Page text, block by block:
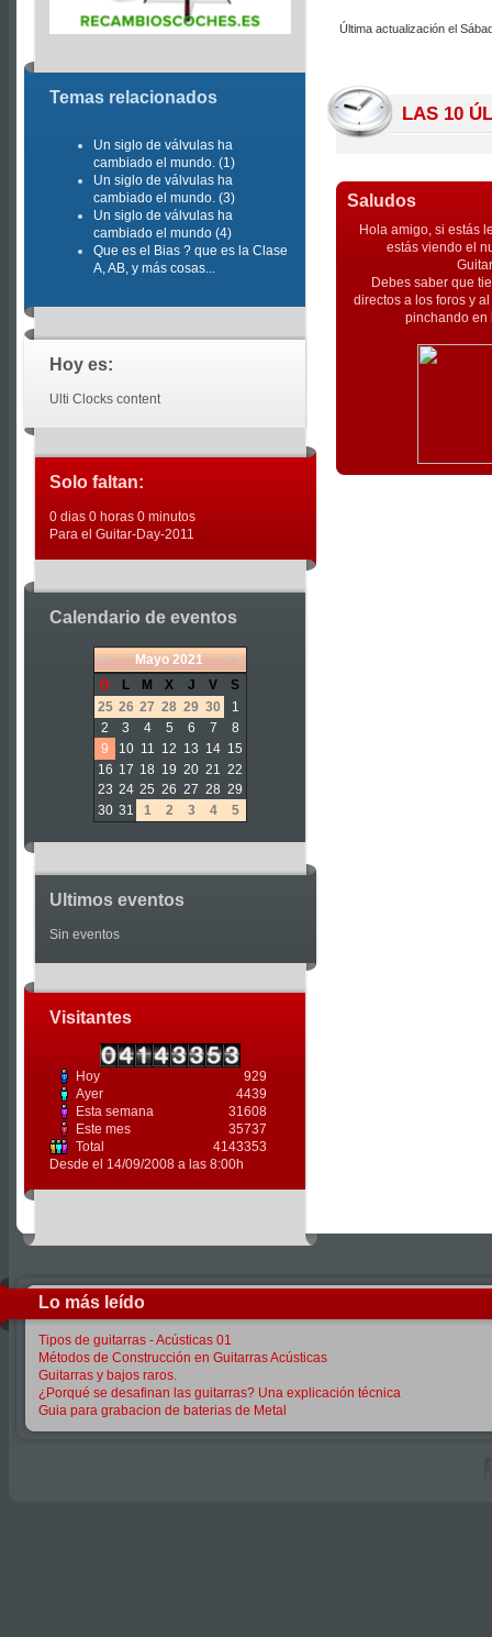
Temas relacionados
Un siglo de válvulas ha
cambiado el mundo. (1)
Un siglo de válvulas ha
cambiado el mundo. (3)
Un siglo de válvulas ha
cambiado el mundo (4)
Que es el Bias ? que es la Clase
A, AB, y más cosas...
Hoy es:
Ulti Clocks content
Solo faltan:
0 dias 0 horas 0 minutos
Para el Guitar-Day-2011
Calendario de eventos
« < Mayo 2021 > »
D
L M X J V
S
25 26 27 28 29 30
1
2
3 4 5 6 7
8
9
10 11 12 13 14 15
16 17 18 19 20 21 22
23 24 25 26 27 28 29
30 31 1 2 3 4 5
Ultimos eventos
Sin eventos
Visitantes
Hoy
929
Ayer
4439
Esta semana
31608
Este mes
35737
Total
4143353
Desde el 14/09/2008 a las 8:00h
Última actualización el
LAS 10
Saludos
Hola amigo, si estás
estás viendo el
Debes saber que
directos a los foros y
pinchando en
Lo más leído
Tipos de guitarras - Acústicas 01
Métodos de Construcción en Guitarras Acústicas
Guitarras y bajos raros.
¿Porqué se desafinan las guitarras? Una explicación técnica
Guia para grabacion de baterias de Metal